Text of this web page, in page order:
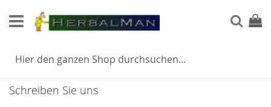
zum
Inhalt
KONTAKTIEREN SIE UNS
Schreiben Sie uns